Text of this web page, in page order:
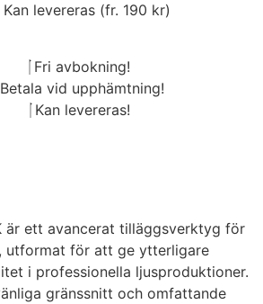
Kan levereras (fr. 190 kr)
Fri avbokning!
Betala vid upphämtning!
Kan levereras!
är ett avancerat tilläggsverktyg för
utformat för att ge ytterligare
i professionella ljusproduktioner.
gränssnitt och omfattande